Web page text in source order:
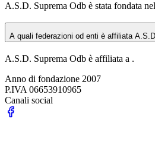
A.S.D. Suprema Odb è stata fondata
A.S.D. Suprema Odb è affiliata a .
Anno di fondazione 2007
P.IVA 06653910965
Canali social